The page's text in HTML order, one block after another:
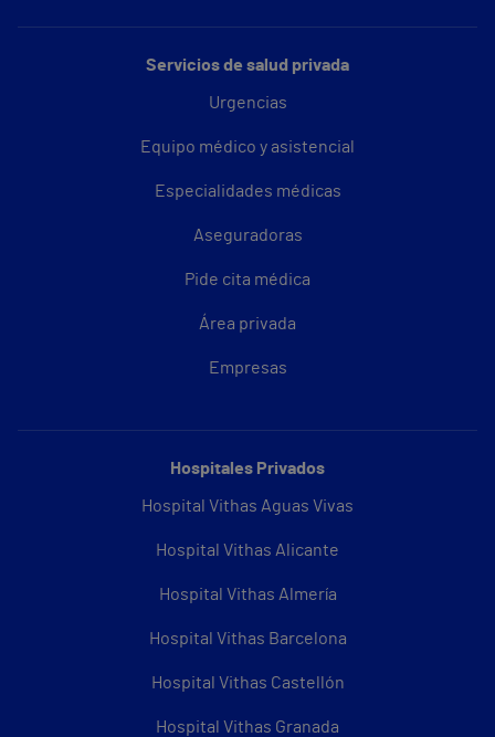
Servicios de salud privada
Urgencias
Equipo médico y asistencial
Especialidades médicas
Aseguradoras
Pide cita médica
Área privada
Empresas
Hospitales Privados
Hospital Vithas Aguas Vivas
Hospital Vithas Alicante
Hospital Vithas Almería
Hospital Vithas Barcelona
Hospital Vithas Castellón
Hospital Vithas Granada